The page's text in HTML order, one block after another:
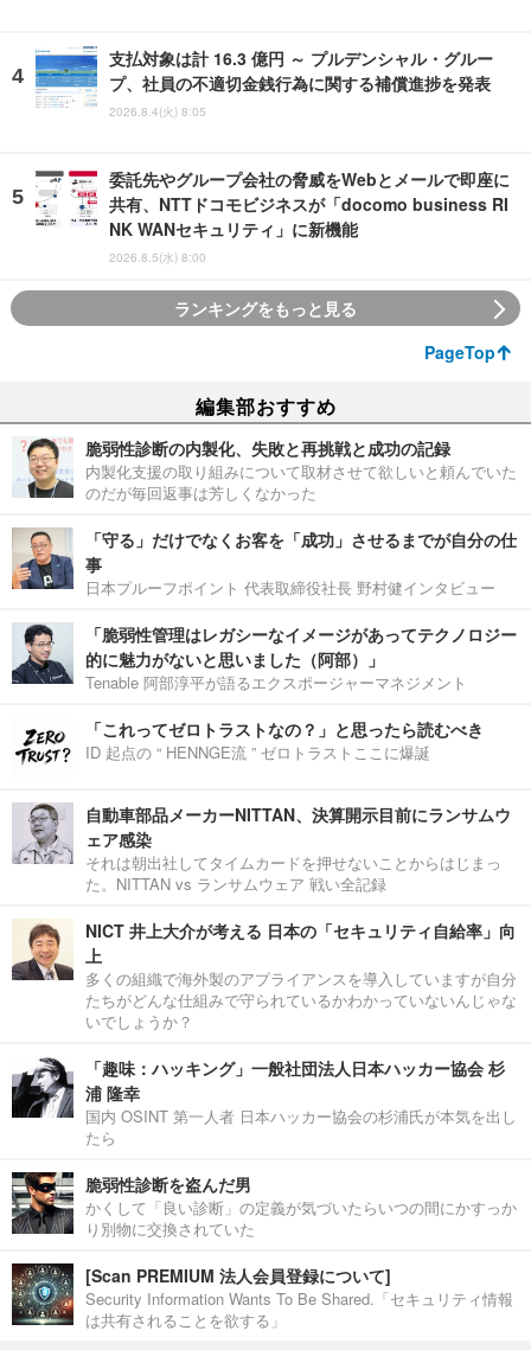
支払対象は計 16.3 億円 ～ プルデンシャル・グルー
プ、社員の不適切金銭行為に関する補償進捗を発表
2026.8.4(火) 8:05
委託先やグループ会社の脅威をWebとメールで即座に
共有、NTTドコモビジネスが「docomo business RI
NK WANセキュリティ」に新機能
2026.8.5(水) 8:00
ランキングをもっと見る
PageTop
編集部おすすめ
脆弱性診断の内製化、失敗と再挑戦と成功の記録
内製化支援の取り組みについて取材させて欲しいと頼んでいた
のだが毎回返事は芳しくなかった
「守る」だけでなくお客を「成功」させるまでが自分の仕
事
日本プルーフポイント 代表取締役社長 野村健インタビュー
「脆弱性管理はレガシーなイメージがあってテクノロジー
的に魅力がないと思いました（阿部）」
Tenable 阿部淳平が語るエクスポージャーマネジメント
「これってゼロトラストなの？」と思ったら読むべき
ID 起点の “ HENNGE流 ” ゼロトラストここに爆誕
自動車部品メーカーNITTAN、決算開示目前にランサムウ
ェア感染
それは朝出社してタイムカードを押せないことからはじまっ
た。NITTAN vs ランサムウェア 戦い全記録
NICT 井上大介が考える 日本の「セキュリティ自給率」向
上
多くの組織で海外製のアプライアンスを導入していますが自分
たちがどんな仕組みで守られているかわかっていないんじゃな
いでしょうか？
「趣味：ハッキング」一般社団法人日本ハッカー協会 杉
浦 隆幸
国内 OSINT 第一人者 日本ハッカー協会の杉浦氏が本気を出し
たら
脆弱性診断を盗んだ男
かくして「良い診断」の定義が気づいたらいつの間にかすっか
り別物に交換されていた
[Scan PREMIUM 法人会員登録について]
Security Information Wants To Be Shared.「セキュリティ情報
は共有されることを欲する」